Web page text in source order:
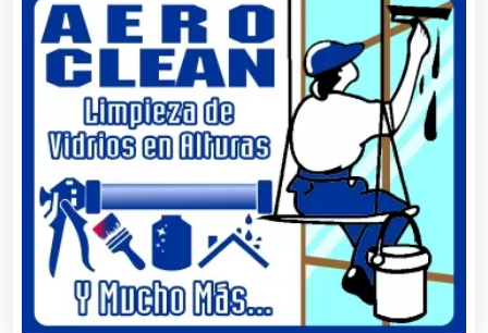
Análisis Clínicos
Análisis de Aguas
Animadores de Eventos
Aparatos y Equipos Eléctricos